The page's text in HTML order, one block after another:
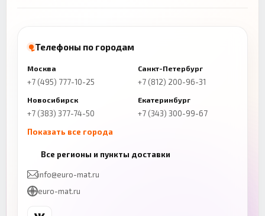
Телефоны по городам
Москва
+7 (495) 777-10-25
Санкт-Петербург
+7 (812) 200-96-31
Новосибирск
+7 (383) 377-74-50
Екатеринбург
+7 (343) 300-99-67
Показать все города
+7 (843) 206-01-30
Челябинск
+7 (343) 300-99-67
Все регионы и пункты доставки
info@euro-mat.ru
euro-mat.ru